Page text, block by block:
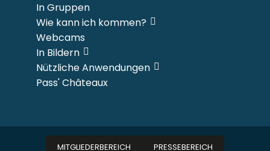
In Gruppen
Wie kann ich kommen?
Webcams
In Bildern
Nützliche Anwendungen
Pass' Châteaux
MITGLIEDERBEREICH PRESSEBEREICH